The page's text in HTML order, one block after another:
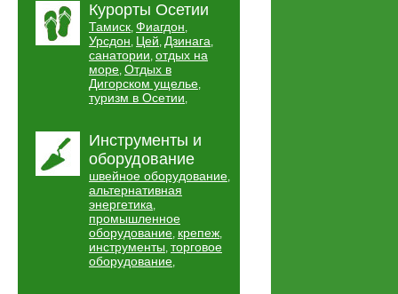
Курорты Осетии
Тамиск, Фиагдон,
Урсдон, Цей, Дзинага,
санатории, отдых на
море, Отдых в
Дигорском ущелье,
туризм в Осетии,
Инструменты и
оборудование
швейное оборудование,
альтернативная
энергетика,
промышленное
оборудование, крепеж,
инструменты, торговое
оборудование,